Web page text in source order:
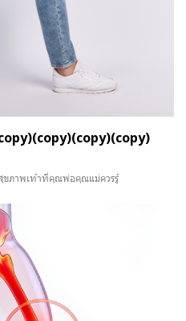
ขภาพเท้าที่คุณพ่อคุณแม่ควรรู้